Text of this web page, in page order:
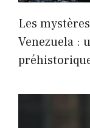
Les
Venezuela :